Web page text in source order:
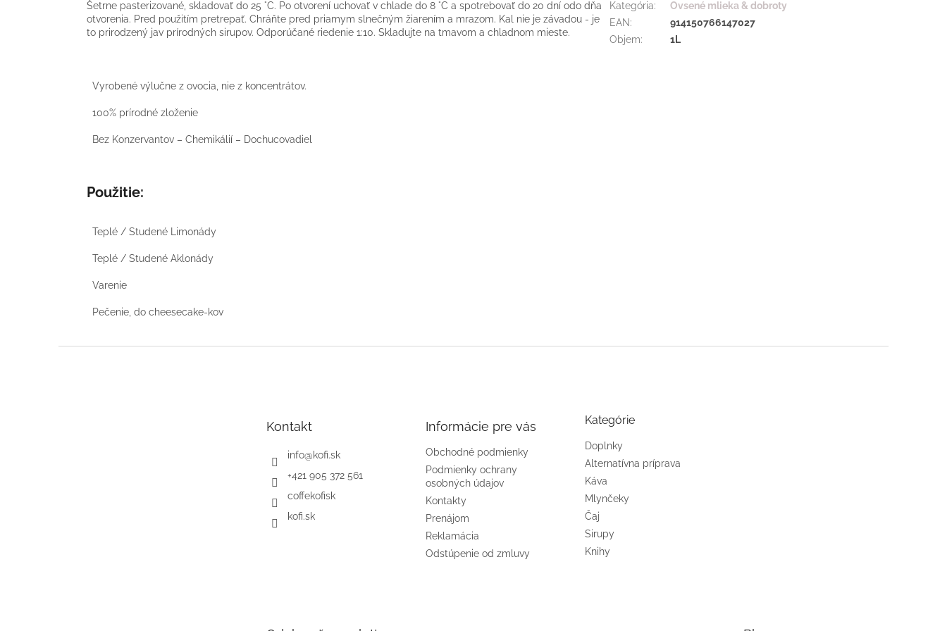
Šetrne pasterizované, skladovať do 25 °C. Po otvorení uchovať v chlade do 8 °C a spotrebovať do 20 dní odo dňa
otvorenia. Pred použitím pretrepať. Chráňte pred priamym slnečným žiarením a mrazom. Kal nie je závadou - je
to prirodzený jav prírodných sirupov. Odporúčané riedenie 1:10. Skladujte na tmavom a chladnom mieste.
Vyrobené výlučne z ovocia, nie z koncentrátov.
100% prírodné zloženie
Bez Konzervantov – Chemikálií – Dochucovadiel
Použitie:
Teplé / Studené Limonády
Teplé / Studené Aklonády
Varenie
Pečenie, do cheesecake-kov
Kategória:
Ovsené mlieka & dobroty
EAN:
914150766147027
Objem: 1L
Kontakt
info@kofi.sk
+421 905 372 561
coffekofisk
kofi.sk
Informácie pre vás
Obchodné podmienky
Podmienky ochrany
osobných údajov
Kontakty
Prenájom
Reklamácia
Odstúpenie od zmluvy
Kategórie
Doplnky
Alternatívna príprava
Káva
Mlynčeky
Čaj
Sirupy
Knihy